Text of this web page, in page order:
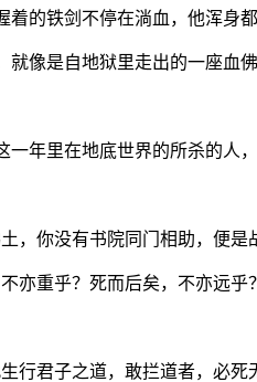
的铁剑不停在淌血，他浑身都
像是自地狱里走出的一座血佛
年里在地底世界的所杀的人
，你没有书院同门相助，便是
亦重乎？死而后矣，不亦远乎
行君子之道，敢拦道者，必死